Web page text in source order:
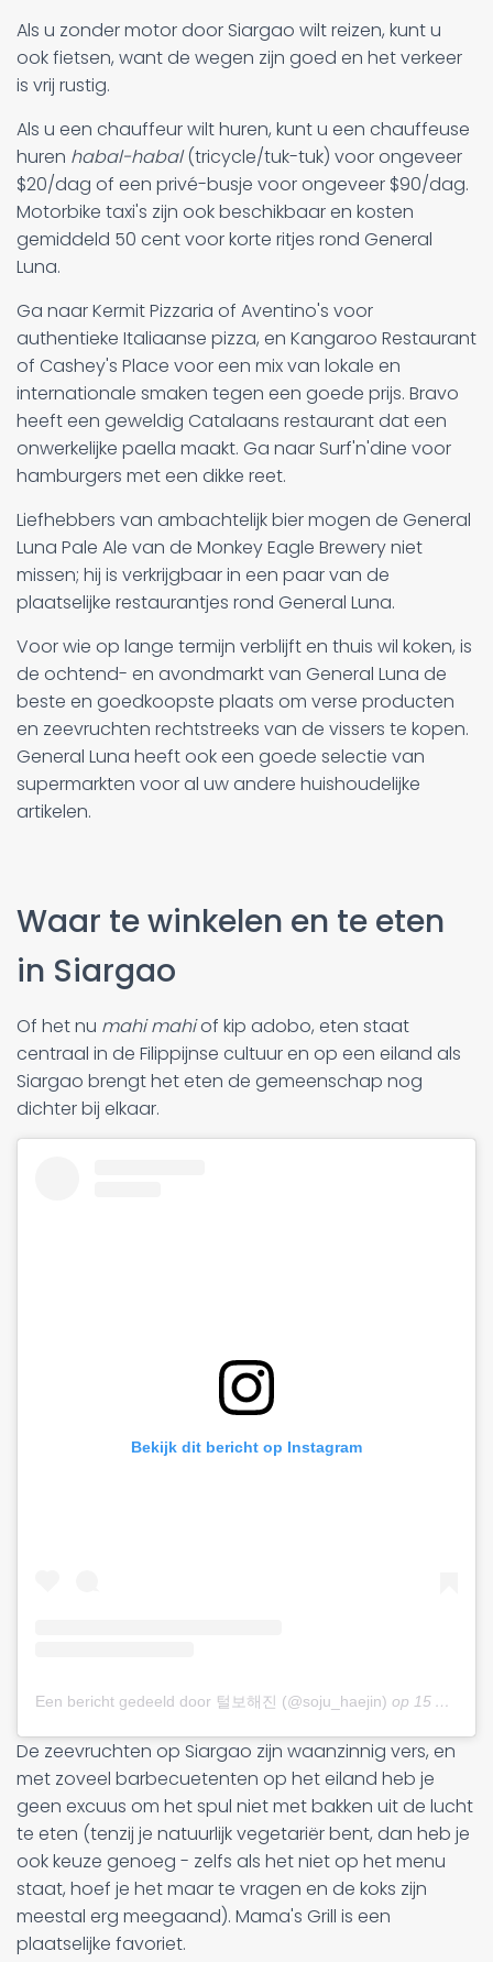
Als u zonder motor door Siargao wilt reizen, kunt u
ook fietsen, want de wegen zijn goed en het verkeer
is vrij rustig.
Als u een chauffeur wilt huren, kunt u een chauffeuse
huren habal-habal(tricycle/tuk-tuk) voor ongeveer
$20/dag of een privé-busje voor ongeveer $90/dag.
Motorbike taxi's zijn ook beschikbaar en kosten
gemiddeld 50 cent voor korte ritjes rond General
Luna.
Ga naar Kermit Pizzaria of Aventino's voor
authentieke Italiaanse pizza, en Kangaroo Restaurant
of Cashey's Place voor een mix van lokale en
internationale smaken tegen een goede prijs. Bravo
heeft een geweldig Catalaans restaurant dat een
onwerkelijke paella maakt. Ga naar Surf'n'dine voor
hamburgers met een dikke reet.
Liefhebbers van ambachtelijk bier mogen de General
Luna Pale Ale van de Monkey Eagle Brewery niet
missen; hij is verkrijgbaar in een paar van de
plaatselijke restaurantjes rond General Luna.
Voor wie op lange termijn verblijft en thuis wil koken, is
de ochtend- en avondmarkt van General Luna de
beste en goedkoopste plaats om verse producten
en zeevruchten rechtstreeks van de vissers te kopen.
General Luna heeft ook een goede selectie van
supermarkten voor al uw andere huishoudelijke
artikelen.
Waar te winkelen en te eten
in Siargao
Of het nu mahi mahiof kip adobo, eten staat
centraal in de Filippijnse cultuur en op een eiland als
Siargao brengt het eten de gemeenschap nog
dichter bij elkaar.
Bekijk dit bericht op Instagram
Een bericht gedeeld door 털보해진 (@soju_haejin) op 15 Aug 2019 om 5:24am PDT
De zeevruchten op Siargao zijn waanzinnig vers, en
met zoveel barbecuetenten op het eiland heb je
geen excuus om het spul niet met bakken uit de lucht
te eten (tenzij je natuurlijk vegetariër bent, dan heb je
ook keuze genoeg - zelfs als het niet op het menu
staat, hoef je het maar te vragen en de koks zijn
meestal erg meegaand). Mama's Grill is een
plaatselijke favoriet.